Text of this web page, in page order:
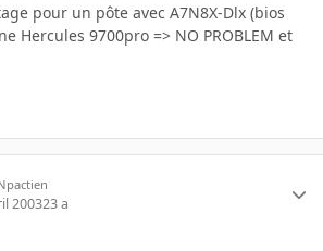
pour un pôte avec A7N8X-Dlx (bios
Hercules 9700pro => NO PROBLEM et
200323 a